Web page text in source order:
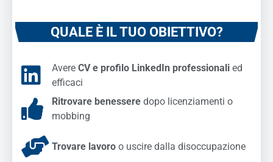
QUALE È IL TUO OBIETTIVO?
Avere CV e profilo LinkedIn professionali ed
efficaci
Ritrovare benessere dopo licenziamenti o
mobbing
Trovare lavoro o uscire dalla disoccupazione